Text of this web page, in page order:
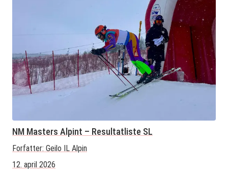
NM Masters Alpint – Resultatliste SL
Forfatter: Geilo IL Alpin
12. april 2026